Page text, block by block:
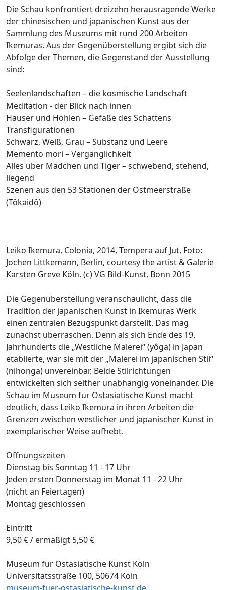
Die Schau konfrontiert dreizehn herausragende Werke
der chinesischen und japanischen Kunst aus der
Sammlung des Museums mit rund 200 Arbeiten
Ikemuras. Aus der Gegenüberstellung ergibt sich die
Abfolge der Themen, die Gegenstand der Ausstellung
sind:
Seelenlandschaften – die kosmische Landschaft
Meditation - der Blick nach innen
Häuser und Höhlen – Gefäße des Schattens
Transfigurationen
Schwarz, Weiß, Grau – Substanz und Leere
Memento mori – Vergänglichkeit
Alles über Mädchen und Tiger – schwebend, stehend,
liegend
Szenen aus den 53 Stationen der Ostmeerstraße
(Tôkaidô)
Leiko Ikemura, Colonia, 2014, Tempera auf Jut, Foto:
Jochen Littkemann, Berlin, courtesy the artist & Galerie
Karsten Greve Köln. (c) VG Bild-Kunst, Bonn 2015
Die Gegenüberstellung veranschaulicht, dass die
Tradition der japanischen Kunst in Ikemuras Werk
einen zentralen Bezugspunkt darstellt. Das mag
zunächst überraschen. Denn als sich Ende des 19.
Jahrhunderts die „Westliche Malerei“ (yôga) in Japan
etablierte, war sie mit der „Malerei im japanischen Stil“
(nihonga) unvereinbar. Beide Stilrichtungen
entwickelten sich seither unabhängig voneinander. Die
Schau im Museum für Ostasiatische Kunst macht
deutlich, dass Leiko Ikemura in ihren Arbeiten die
Grenzen zwischen westlicher und japanischer Kunst in
exemplarischer Weise aufhebt.
Öffnungszeiten
Dienstag bis Sonntag 11 - 17 Uhr
Jeden ersten Donnerstag im Monat 11 - 22 Uhr
(nicht an Feiertagen)
Montag geschlossen
Eintritt
9,50 € / ermäßigt 5,50 €
Museum für Ostasiatische Kunst Köln
Universitätsstraße 100, 50674 Köln